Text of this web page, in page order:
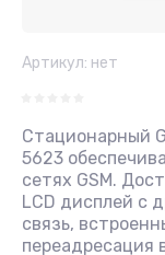
Артикул: нет
Стационарный
5623
сетях GSM.
LCD дисплей с
связь,
переадресация